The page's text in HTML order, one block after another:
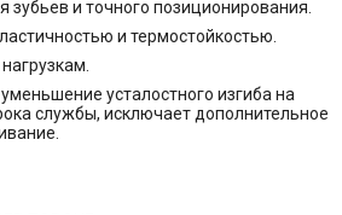
зубьев и точного позиционирования.
и термостойкостью.
усталостного изгиба на
службы, исключает дополнительное